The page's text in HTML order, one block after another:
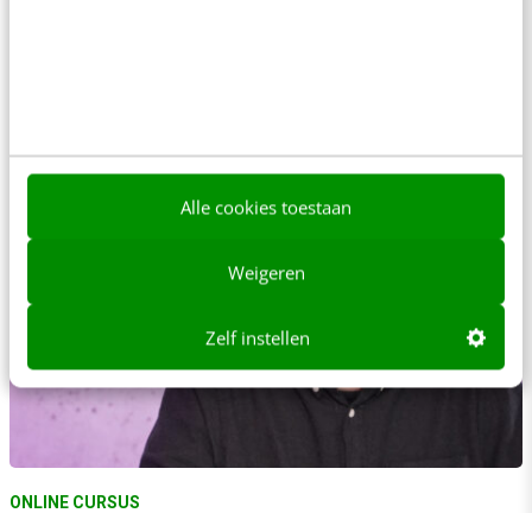
Alle cookies toestaan
Weigeren
Zelf instellen
met ChatGPT
ONLINE CURSUS